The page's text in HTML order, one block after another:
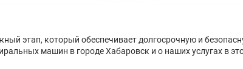
этап, который обеспечивает долгосрочную и
машин в городе Хабаровск и о наших услугах в